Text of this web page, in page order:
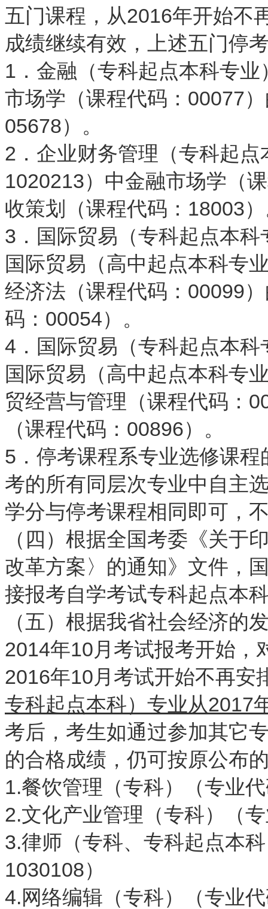
五门课程，从2016年开始不
成绩继续有效，上述五门停
1．金融（专科起点本科专
市场学（课程代码：00077
05678）。
2．企业财务管理（专科起
1020213）中金融市场学（
收策划（课程代码：18003
3．国际贸易（专科起点本
国际贸易（高中起点本科专
经济法（课程代码：00099
码：00054）。
4．国际贸易（专科起点本
国际贸易（高中起点本科专
贸经营与管理（课程代码：
（课程代码：00896）。
5．停考课程系专业选修课
考的所有同层次专业中自主
学分与停考课程相同即可，
（四）根据全国考委《关于
改革方案〉的通知》文件，
接报考自学考试专科起点本
（五）根据我省社会经济的
2014年10月考试报考开始，
2016年10月考试开始不再安
专科起点本科）专业从2017
考后，考生如通过参加其它
的合格成绩，仍可按原公布
1.餐饮管理（专科）（专业
2.文化产业管理（专科）（
3.律师（专科、专科起点本
1030108）
4.网络编辑（专科）（专业